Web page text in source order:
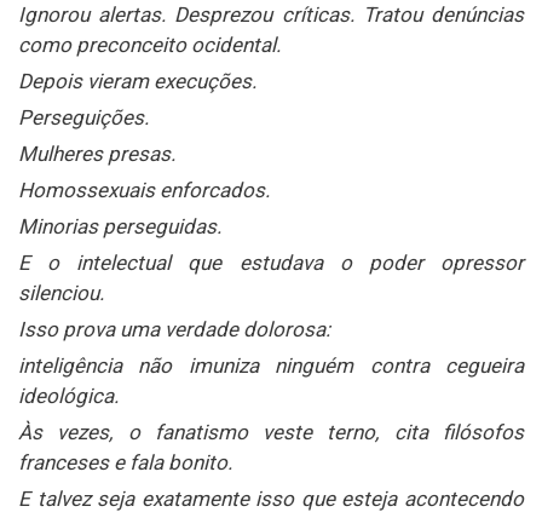
Ignorou alertas. Desprezou críticas. Tratou denúncias
como preconceito ocidental.
Depois vieram execuções.
Perseguições.
Mulheres presas.
Homossexuais enforcados.
Minorias perseguidas.
E o intelectual que estudava o poder opressor
silenciou.
Isso prova uma verdade dolorosa:
inteligência não imuniza ninguém contra cegueira
ideológica.
Às vezes, o fanatismo veste terno, cita filósofos
franceses e fala bonito.
E talvez seja exatamente isso que esteja acontecendo